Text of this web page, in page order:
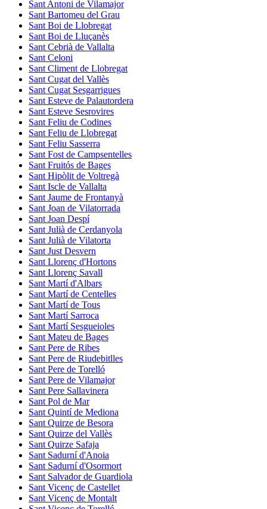
Sant Antoni de Vilamajor
Sant Bartomeu del Grau
Sant Boi de Llobregat
Sant Boi de Lluçanès
Sant Cebrià de Vallalta
Sant Celoni
Sant Climent de Llobregat
Sant Cugat del Vallès
Sant Cugat Sesgarrigues
Sant Esteve de Palautordera
Sant Esteve Sesrovires
Sant Feliu de Codines
Sant Feliu de Llobregat
Sant Feliu Sasserra
Sant Fost de Campsentelles
Sant Fruitós de Bages
Sant Hipòlit de Voltregà
Sant Iscle de Vallalta
Sant Jaume de Frontanyà
Sant Joan de Vilatorrada
Sant Joan Despí
Sant Julià de Cerdanyola
Sant Julià de Vilatorta
Sant Just Desvern
Sant Llorenç d'Hortons
Sant Llorenç Savall
Sant Martí d'Albars
Sant Martí de Centelles
Sant Martí de Tous
Sant Martí Sarroca
Sant Martí Sesgueioles
Sant Mateu de Bages
Sant Pere de Ribes
Sant Pere de Riudebitlles
Sant Pere de Torelló
Sant Pere de Vilamajor
Sant Pere Sallavinera
Sant Pol de Mar
Sant Quintí de Mediona
Sant Quirze de Besora
Sant Quirze del Vallès
Sant Quirze Safaja
Sant Sadurní d'Anoia
Sant Sadurní d'Osormort
Sant Salvador de Guardiola
Sant Vicenç de Castellet
Sant Vicenç de Montalt